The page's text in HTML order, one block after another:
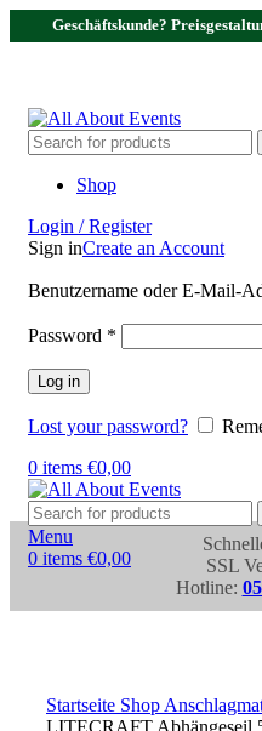
Geschäftskunde?
Shop
Login / Register
Sign inCreate an Account
Benutzername oder E-Mail-
Password *
Log in
Lost your password?
0 items €0,00
Menu
0 items €0,00
SSL
Hotline:
Startseite Shop
LITECRAFT Abhängeseil